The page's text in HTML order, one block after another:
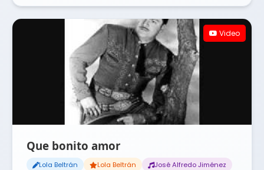
Video
Que bonito amor
Lola Beltrán Lola Beltrán José Alfredo Jiménez